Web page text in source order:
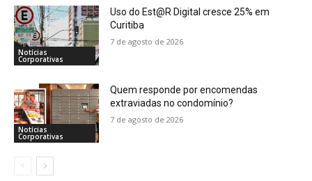
Notícias
Corporativas
Uso do Est@R Digital cresce 25% em
Curitiba
7 de agosto de 2026
Notícias
Corporativas
Quem responde por encomendas
extraviadas no condomínio?
7 de agosto de 2026